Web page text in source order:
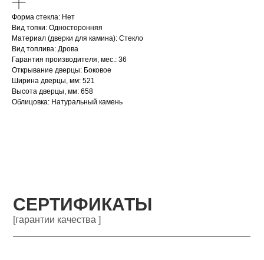
Форма стекла: Нет
Вид топки: Односторонняя
Материал (дверки для камина): Стекло
Вид топлива: Дрова
Гарантия производителя, мес.: 36
Открывание дверцы: Боковое
Ширина дверцы, мм: 521
Высота дверцы, мм: 658
Облицовка: Натуральный камень
СЕРТИФИКАТЫ
[гарантии качества ]